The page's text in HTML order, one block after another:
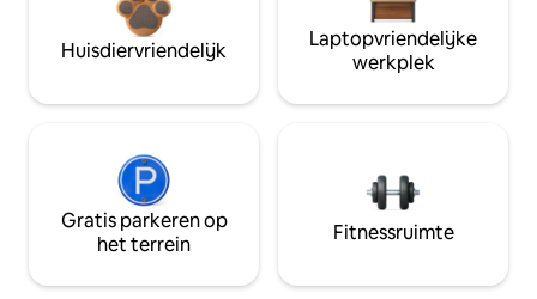
Huisdiervriendelijk
Laptopvriendelijke
werkplek
Gratis parkeren op
het terrein
Fitnessruimte